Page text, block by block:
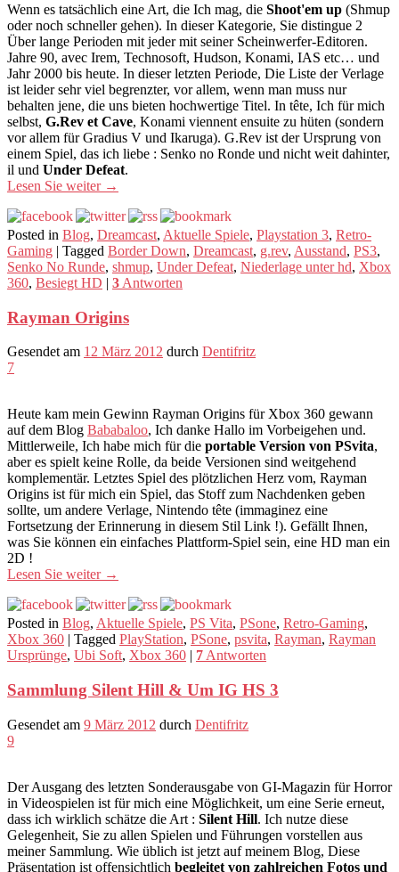
Wenn es tatsächlich eine Art, die Ich mag, die Shoot'em up (Shmup
oder noch schneller gehen). In dieser Kategorie, Sie distingue 2
Über lange Perioden mit jeder mit seiner Scheinwerfer-Editoren.
Jahre 90, avec Irem, Technosoft, Hudson, Konami, IAS etc… und
Jahr 2000 bis heute. In dieser letzten Periode, Die Liste der Verlage
ist leider sehr viel begrenzter, vor allem, wenn man muss nur
behalten jene, die uns bieten hochwertige Titel. In tête, Ich für mich
selbst, G.Rev et Cave, Konami viennent ensuite zu hüten (sondern
vor allem für Gradius V und Ikaruga). G.Rev ist der Ursprung von
einem Spiel, das ich liebe : Senko no Ronde und nicht weit dahinter,
il und Under Defeat.
Lesen Sie weiter →
Posted in Blog, Dreamcast, Aktuelle Spiele, Playstation 3, Retro-
Gaming | Tagged Border Down, Dreamcast, g.rev, Ausstand, PS3,
Senko No Runde, shmup, Under Defeat, Niederlage unter hd, Xbox
360, Besiegt HD | 3 Antworten
Rayman Origins
Gesendet am 12 März 2012 durch Dentifritz
7
Heute kam mein Gewinn Rayman Origins für Xbox 360 gewann
auf dem Blog Bababaloo, Ich danke Hallo im Vorbeigehen und.
Mittlerweile, Ich habe mich für die portable Version von PSvita,
aber es spielt keine Rolle, da beide Versionen sind weitgehend
komplementär. Letztes Spiel des plötzlichen Herz vom, Rayman
Origins ist für mich ein Spiel, das Stoff zum Nachdenken geben
sollte, um andere Verlage, Nintendo tête (immaginez eine
Fortsetzung der Erinnerung in diesem Stil Link !). Gefällt Ihnen,
was Sie können ein einfaches Plattform-Spiel sein, eine HD man ein
2D !
Lesen Sie weiter →
Posted in Blog, Aktuelle Spiele, PS Vita, PSone, Retro-Gaming,
Xbox 360 | Tagged PlayStation, PSone, psvita, Rayman, Rayman
Ursprünge, Ubi Soft, Xbox 360 | 7 Antworten
Sammlung Silent Hill & Um IG HS 3
Gesendet am 9 März 2012 durch Dentifritz
9
Der Ausgang des letzten Sonderausgabe von GI-Magazin für Horror
in Videospielen ist für mich eine Möglichkeit, um eine Serie erneut,
dass ich wirklich schätze die Art : Silent Hill. Ich nutze diese
Gelegenheit, Sie zu allen Spielen und Führungen vorstellen aus
meiner Sammlung. Wie üblich ist jetzt auf meinem Blog, Diese
Präsentation ist offensichtlich begleitet von zahlreichen Fotos und